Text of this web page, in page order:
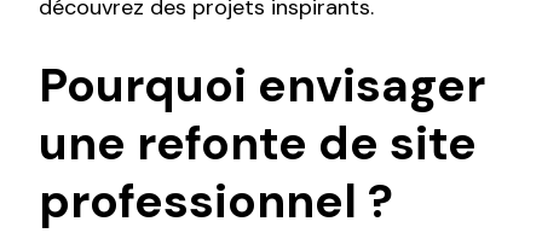
découvrez des projets inspirants.
Pourquoi envisager
une refonte de site
professionnel ?